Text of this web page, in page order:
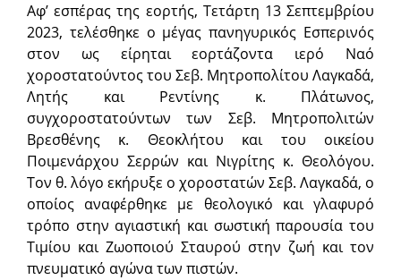
Αφ’ εσπέρας της εορτής, Τετάρτη 13 Σεπτεμβρίου
2023, τελέσθηκε ο μέγας πανηγυρικός Εσπερινός
στον ως είρηται εορτάζοντα ιερό Ναό
χοροστατούντος του Σεβ. Μητροπολίτου Λαγκαδά,
Λητής και Ρεντίνης κ. Πλάτωνος,
συγχοροστατούντων των Σεβ. Μητροπολιτών
Βρεσθένης κ. Θεοκλήτου και του οικείου
Ποιμενάρχου Σερρών και Νιγρίτης κ. Θεολόγου.
Τον θ. λόγο εκήρυξε ο χοροστατών Σεβ. Λαγκαδά, ο
οποίος αναφέρθηκε με θεολογικό και γλαφυρό
τρόπο στην αγιαστική και σωστική παρουσία του
Τιμίου και Ζωοποιού Σταυρού στην ζωή και τον
πνευματικό αγώνα των πιστών.